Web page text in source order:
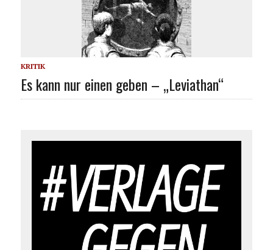
KRITIK
Es kann nur einen geben – „Leviathan“